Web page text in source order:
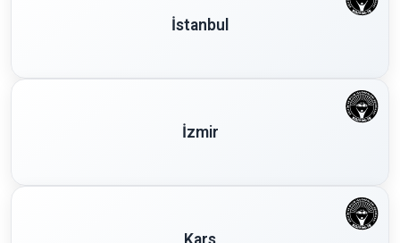
İstanbul
İzmir